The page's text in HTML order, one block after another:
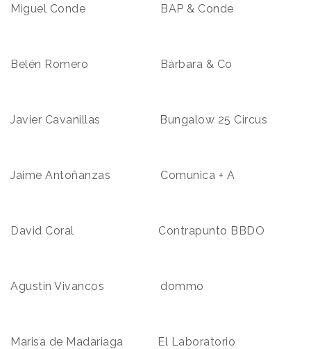
Miguel Conde BAP & Conde
Belén Romero Bárbara & Co
Javier Cavanillas Bungalow 25 Circus
Jaime Antoñanzas Comunica + A
David Coral Contrapunto BBDO
Agustín Vivancos dommo
Marisa de Madariaga El Laboratorio